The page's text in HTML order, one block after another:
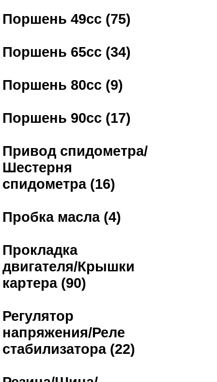
Поршень 49сс (75)
Поршень 65сс (34)
Поршень 80сс (9)
Поршень 90сс (17)
Привод спидометра/
Шестерня
спидометра (16)
Пробка масла (4)
Прокладка
двигателя/Крышки
картера (90)
Регулятор
напряжения/Реле
стабилизатора (22)